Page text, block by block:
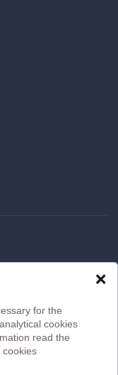
for the
cookies
read the
cookies
❌